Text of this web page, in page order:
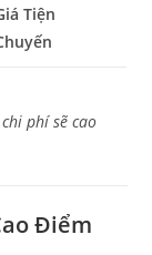
Tiện
phí sẽ cao
Điểm